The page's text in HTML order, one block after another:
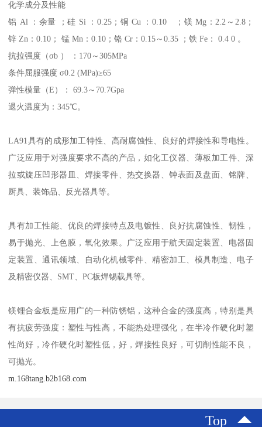
化学成分及性能
铝 Al ：余量 ；硅 Si ：0.25；铜 Cu ：0.10 ；镁 Mg：2.2～2.8；
锌 Zn：0.10； 锰 Mn：0.10；铬 Cr：0.15～0.35 ；铁 Fe： 0.4 0 。
抗拉强度（σb ） ：170～305MPa
条件屈服强度 σ0.2 (MPa)≥65
弹性模量（E）： 69.3～70.7Gpa
退火温度为：345℃。
LA91具有的成形加工特性、高耐腐蚀性、良好的焊接性和导电性。
广泛应用于对强度要求不高的产品，如化工仪器、薄板加工件、深
拉或旋压凹形器皿、焊接零件、热交换器、钟表面及盘面、铭牌、
厨具、装饰品、反光器具等。
具有加工性能、优良的焊接特点及电镀性、良好抗腐蚀性、韧性，
易于抛光、上色膜，氧化效果。广泛应用于航天固定装置、电器固
定装置、通讯领域、自动化机械零件、精密加工、模具制造、电子
及精密仪器、SMT、PC板焊锡载具等。
镁锂合金板是应用广的一种防锈铝，这种合金的强度高，特别是具
有抗疲劳强度：塑性与性高，不能热处理强化，在半冷作硬化时塑
性尚好，冷作硬化时塑性低，好，焊接性良好，可切削性能不良，
可抛光。
m.168tang.b2b168.com
Top